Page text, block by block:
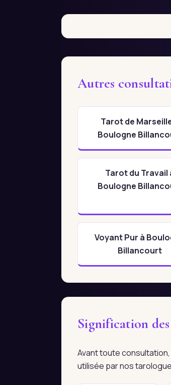
Autres
Tarot de
Boulogne
Tarot du Travail
Boulogne
Voyant Pur à
Billancourt
Signification
Avant toute
utilisée par nos